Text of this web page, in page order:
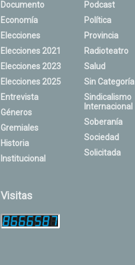
Documento
Economía
Elecciones
Elecciones 2021
Elecciones 2023
Elecciones 2025
Entrevista
Géneros
Gremiales
Historia
Institucional
Podcast
Política
Provincia
Radioteatro
Salud
Sin Categoría
Sindicalismo
Internacional
Soberanía
Sociedad
Solicitada
Visitas